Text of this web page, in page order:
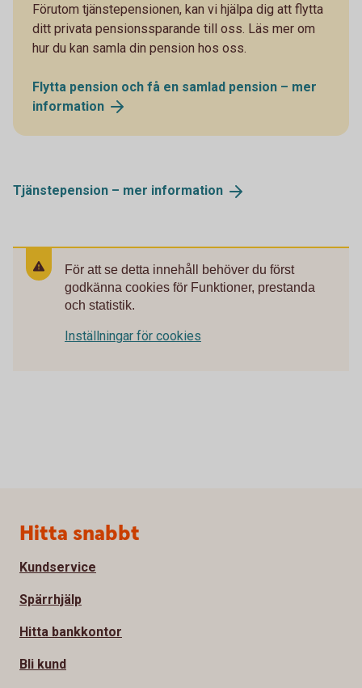
Förutom tjänstepensionen, kan vi hjälpa dig att flytta
ditt privata pensionssparande till oss. Läs mer om
hur du kan samla din pension hos oss.
Flytta pension och få en samlad pension – mer
information
Tjänstepension – mer information
För att se detta innehåll behöver du först
godkänna cookies för Funktioner, prestanda
och statistik.
Inställningar för cookies
Sidfot
Hitta snabbt
Kundservice
Spärrhjälp
Hitta bankkontor
Bli kund